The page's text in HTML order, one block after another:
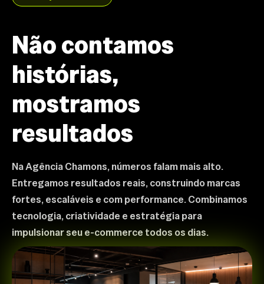
Não contamos
histórias,
mostramos
resultados
Na Agência Chamons, números falam mais alto.
Entregamos resultados reais, construindo marcas
fortes, escaláveis e com performance. Combinamos
tecnologia, criatividade e estratégia para
impulsionar seu e-commerce todos os dias.